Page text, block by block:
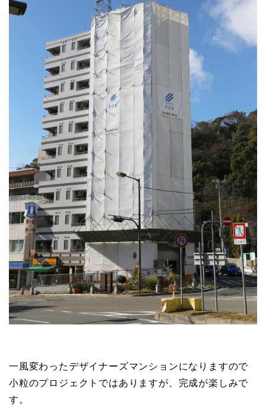
一風変わったデザイナーズマンションになりますので
小粒のプロジェクトではありますが、完成が楽しみで
す。